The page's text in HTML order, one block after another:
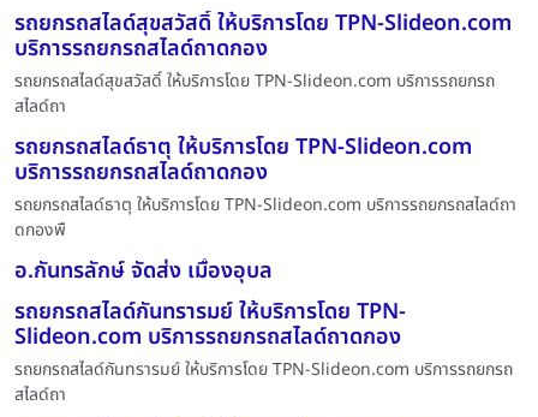
รถยกรถสไลด์สุขสวัสดิ์ ให้บริการโดย TPN-Slideon.com
บริการรถยกรถสไลด์ถาดกอง
รถยกรถสไลด์สุขสวัสดิ์ ให้บริการโดย TPN-Slideon.com บริการรถยกรถ
สไลด์ถา
รถยกรถสไลด์ธาตุ ให้บริการโดย TPN-Slideon.com
บริการรถยกรถสไลด์ถาดกอง
รถยกรถสไลด์ธาตุ ให้บริการโดย TPN-Slideon.com บริการรถยกรถสไลด์ถา
ดกองพื
อ.กันทรลักษ์ จัดส่ง เมื่องอุบล
รถยกรถสไลด์กันทรารมย์ ให้บริการโดย TPN-
Slideon.com บริการรถยกรถสไลด์ถาดกอง
รถยกรถสไลด์กันทรารมย์ ให้บริการโดย TPN-Slideon.com บริการรถยกรถ
สไลด์ถา